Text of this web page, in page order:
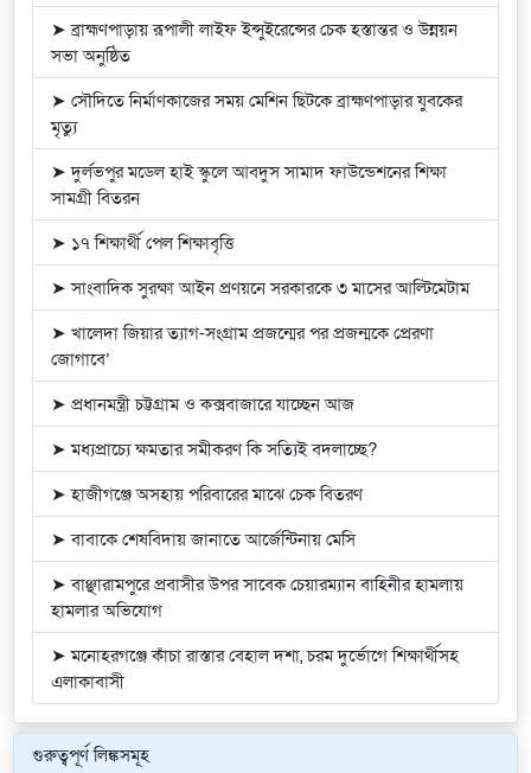
➤ ব্রাহ্মণপাড়ায় রূপালী লাইফ ইন্সুইরেন্সের চেক হস্তান্তর ও উন্নয়ন
সভা অনুষ্ঠিত
➤ সৌদিতে নির্মাণকাজের সময় মেশিন ছিটকে ব্রাহ্মণপাড়ার যুবকের
মৃত্যু
➤ দুর্লভপুর মডেল হাই স্কুলে আবদুস সামাদ ফাউন্ডেশনের শিক্ষা
সামগ্রী বিতরন
➤ ১৭ শিক্ষার্থী পেল শিক্ষাবৃত্তি
➤ সাংবাদিক সুরক্ষা আইন প্রণয়নে সরকারকে ৩ মাসের আল্টিমেটাম
➤ খালেদা জিয়ার ত্যাগ-সংগ্রাম প্রজন্মের পর প্রজন্মকে প্রেরণা
জোগাবে’
➤ প্রধানমন্ত্রী চট্টগ্রাম ও কক্সবাজারে যাচ্ছেন আজ
➤ মধ্যপ্রাচ্যে ক্ষমতার সমীকরণ কি সত্যিই বদলাচ্ছে?
➤ হাজীগঞ্জে অসহায় পরিবারের মাঝে চেক বিতরণ
➤ বাবাকে শেষবিদায় জানাতে আর্জেন্টিনায় মেসি
➤ বাঞ্ছারামপুরে প্রবাসীর উপর সাবেক চেয়ারম্যান বাহিনীর হামলায়
হামলার অভিযোগ
➤ মনোহরগঞ্জে কাঁচা রাস্তার বেহাল দশা, চরম দুর্ভোগে শিক্ষার্থীসহ
এলাকাবাসী
গুরুত্বপূর্ণ লিঙ্কসমূহ